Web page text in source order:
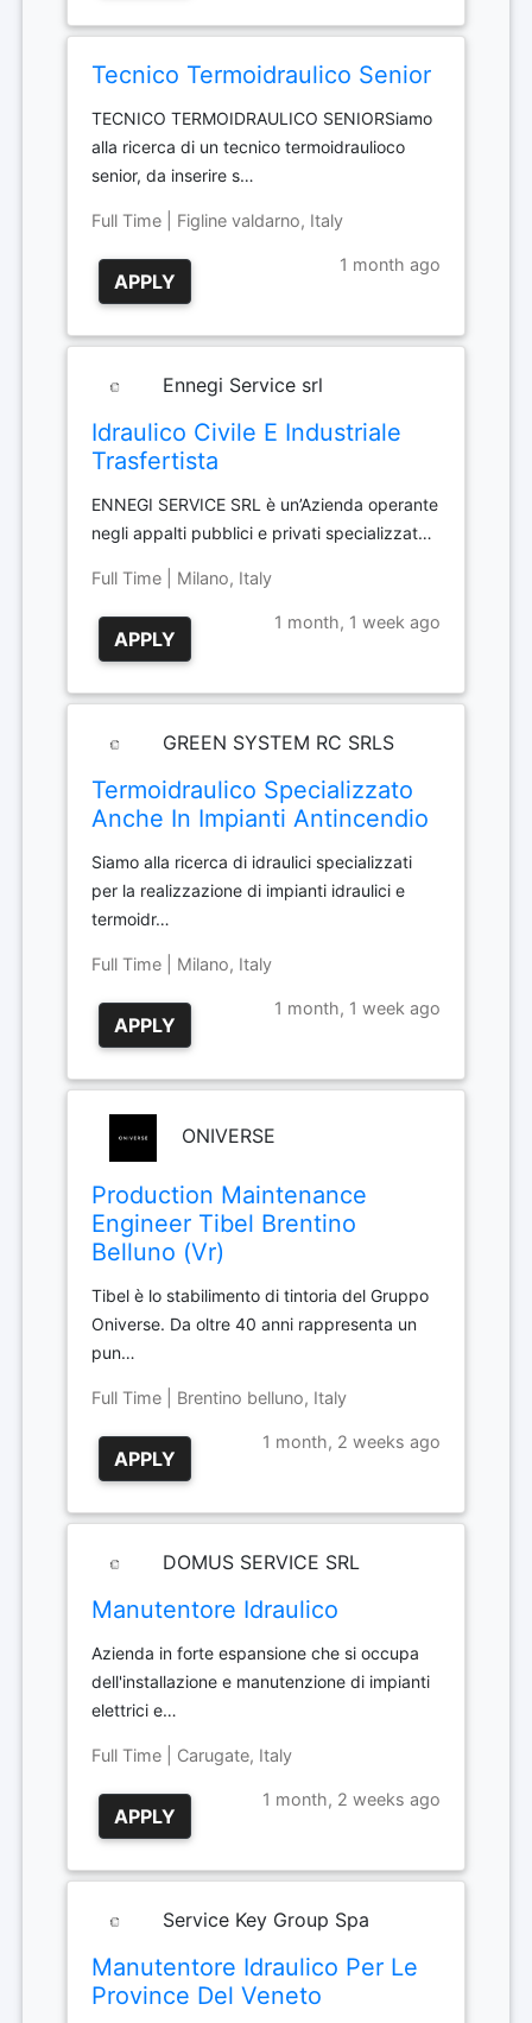
Tecnico Termoidraulico Senior
TECNICO TERMOIDRAULICO SENIORSiamo
alla ricerca di un tecnico termoidraulioco
senior, da inserire s…
Full Time | Figline valdarno, Italy
APPLY
1 month ago
Ennegi Service srl
Idraulico Civile E Industriale
Trasfertista
ENNEGI SERVICE SRL è un’Azienda operante
negli appalti pubblici e privati specializzat…
Full Time | Milano, Italy
APPLY
1 month, 1 week ago
GREEN SYSTEM RC SRLS
Termoidraulico Specializzato
Anche In Impianti Antincendio
Siamo alla ricerca di idraulici specializzati
per la realizzazione di impianti idraulici e
termoidr…
Full Time | Milano, Italy
APPLY
1 month, 1 week ago
ONIVERSE
Production Maintenance
Engineer Tibel Brentino
Belluno (Vr)
Tibel è lo stabilimento di tintoria del Gruppo
Oniverse. Da oltre 40 anni rappresenta un
pun…
Full Time | Brentino belluno, Italy
APPLY
1 month, 2 weeks ago
DOMUS SERVICE SRL
Manutentore Idraulico
Azienda in forte espansione che si occupa
dell'installazione e manutenzione di impianti
elettrici e…
Full Time | Carugate, Italy
APPLY
1 month, 2 weeks ago
Service Key Group Spa
Manutentore Idraulico Per Le
Province Del Veneto